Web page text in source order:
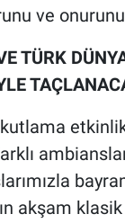
ve onurunu
TÜRK
kutlama
akşam